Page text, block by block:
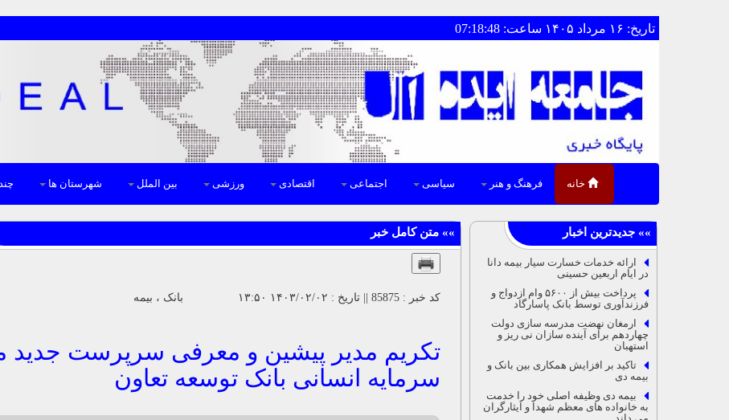
تاریخ: ۱۶ مرداد ۱۴۰۵ ساعت: 07:18:48
شهرستان ها بین الملل ورزشی اقتصادی اجتماعی سیاسی فرهنگ و هنر خانه
کد خبر : 85875 || تاریخ : ۱۴۰۳/۰۲/۰۲ ۱۳:۵۰ بانک ، بیمه
تکریم مدیر پیشین و معرفی سرپرست جدید
سرمایه انسانی بانک توسعه تعاون
ارائه خدمات خسارت سیار بیمه دانا
در ایام اربعین حسینی
پرداخت بیش از ۵۶۰۰ وام ازدواج و
فرزندآوری توسط بانک پاسارگاد
ارمغان نهضت مدرسه سازی دولت
چهاردهم برای آینده سازان نی ریز و
استهبان
تاکید بر افزایش همکاری بین بانک و
بیمه دی
بیمه دی وظیفه اصلی خود را خدمت
به خانواده های معظم شهدا و ایثارگران